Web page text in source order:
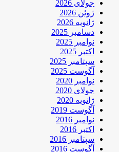
جولای 2026
ژوئن 2026
ژانویه 2026
دسامبر 2025
نوامبر 2025
اکتبر 2025
سپتامبر 2025
آگوست 2025
نوامبر 2020
جولای 2020
ژانویه 2020
آگوست 2019
نوامبر 2016
اکتبر 2016
سپتامبر 2016
آگوست 2016